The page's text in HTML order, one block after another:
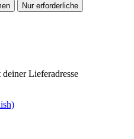
Nur erforderliche
deiner Lieferadresse